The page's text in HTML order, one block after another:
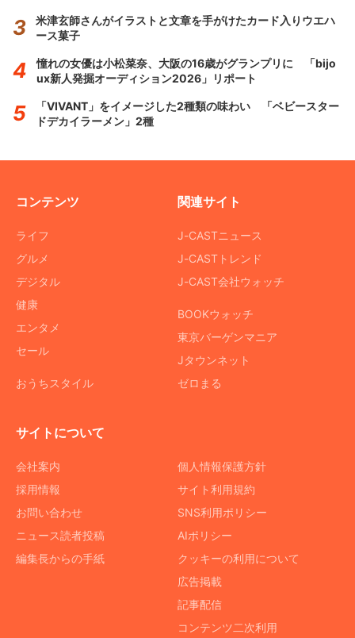
米津玄師さんがイラストと文章を手がけたカード入りウエハ
ース菓子
憧れの女優は小松菜奈、大阪の16歳がグランプリに 「bijo
ux新人発掘オーディション2026」リポート
「VIVANT」をイメージした2種類の味わい 「ベビースター
ドデカイラーメン」2種
コンテンツ
ライフ
グルメ
デジタル
健康
エンタメ
セール
おうちスタイル
関連サイト
J-CASTニュース
J-CASTトレンド
J-CAST会社ウォッチ
BOOKウォッチ
東京バーゲンマニア
Jタウンネット
ゼロまる
サイトについて
会社案内
採用情報
お問い合わせ
ニュース読者投稿
編集長からの手紙
個人情報保護方針
サイト利用規約
SNS利用ポリシー
AIポリシー
クッキーの利用について
広告掲載
記事配信
コンテンツ二次利用